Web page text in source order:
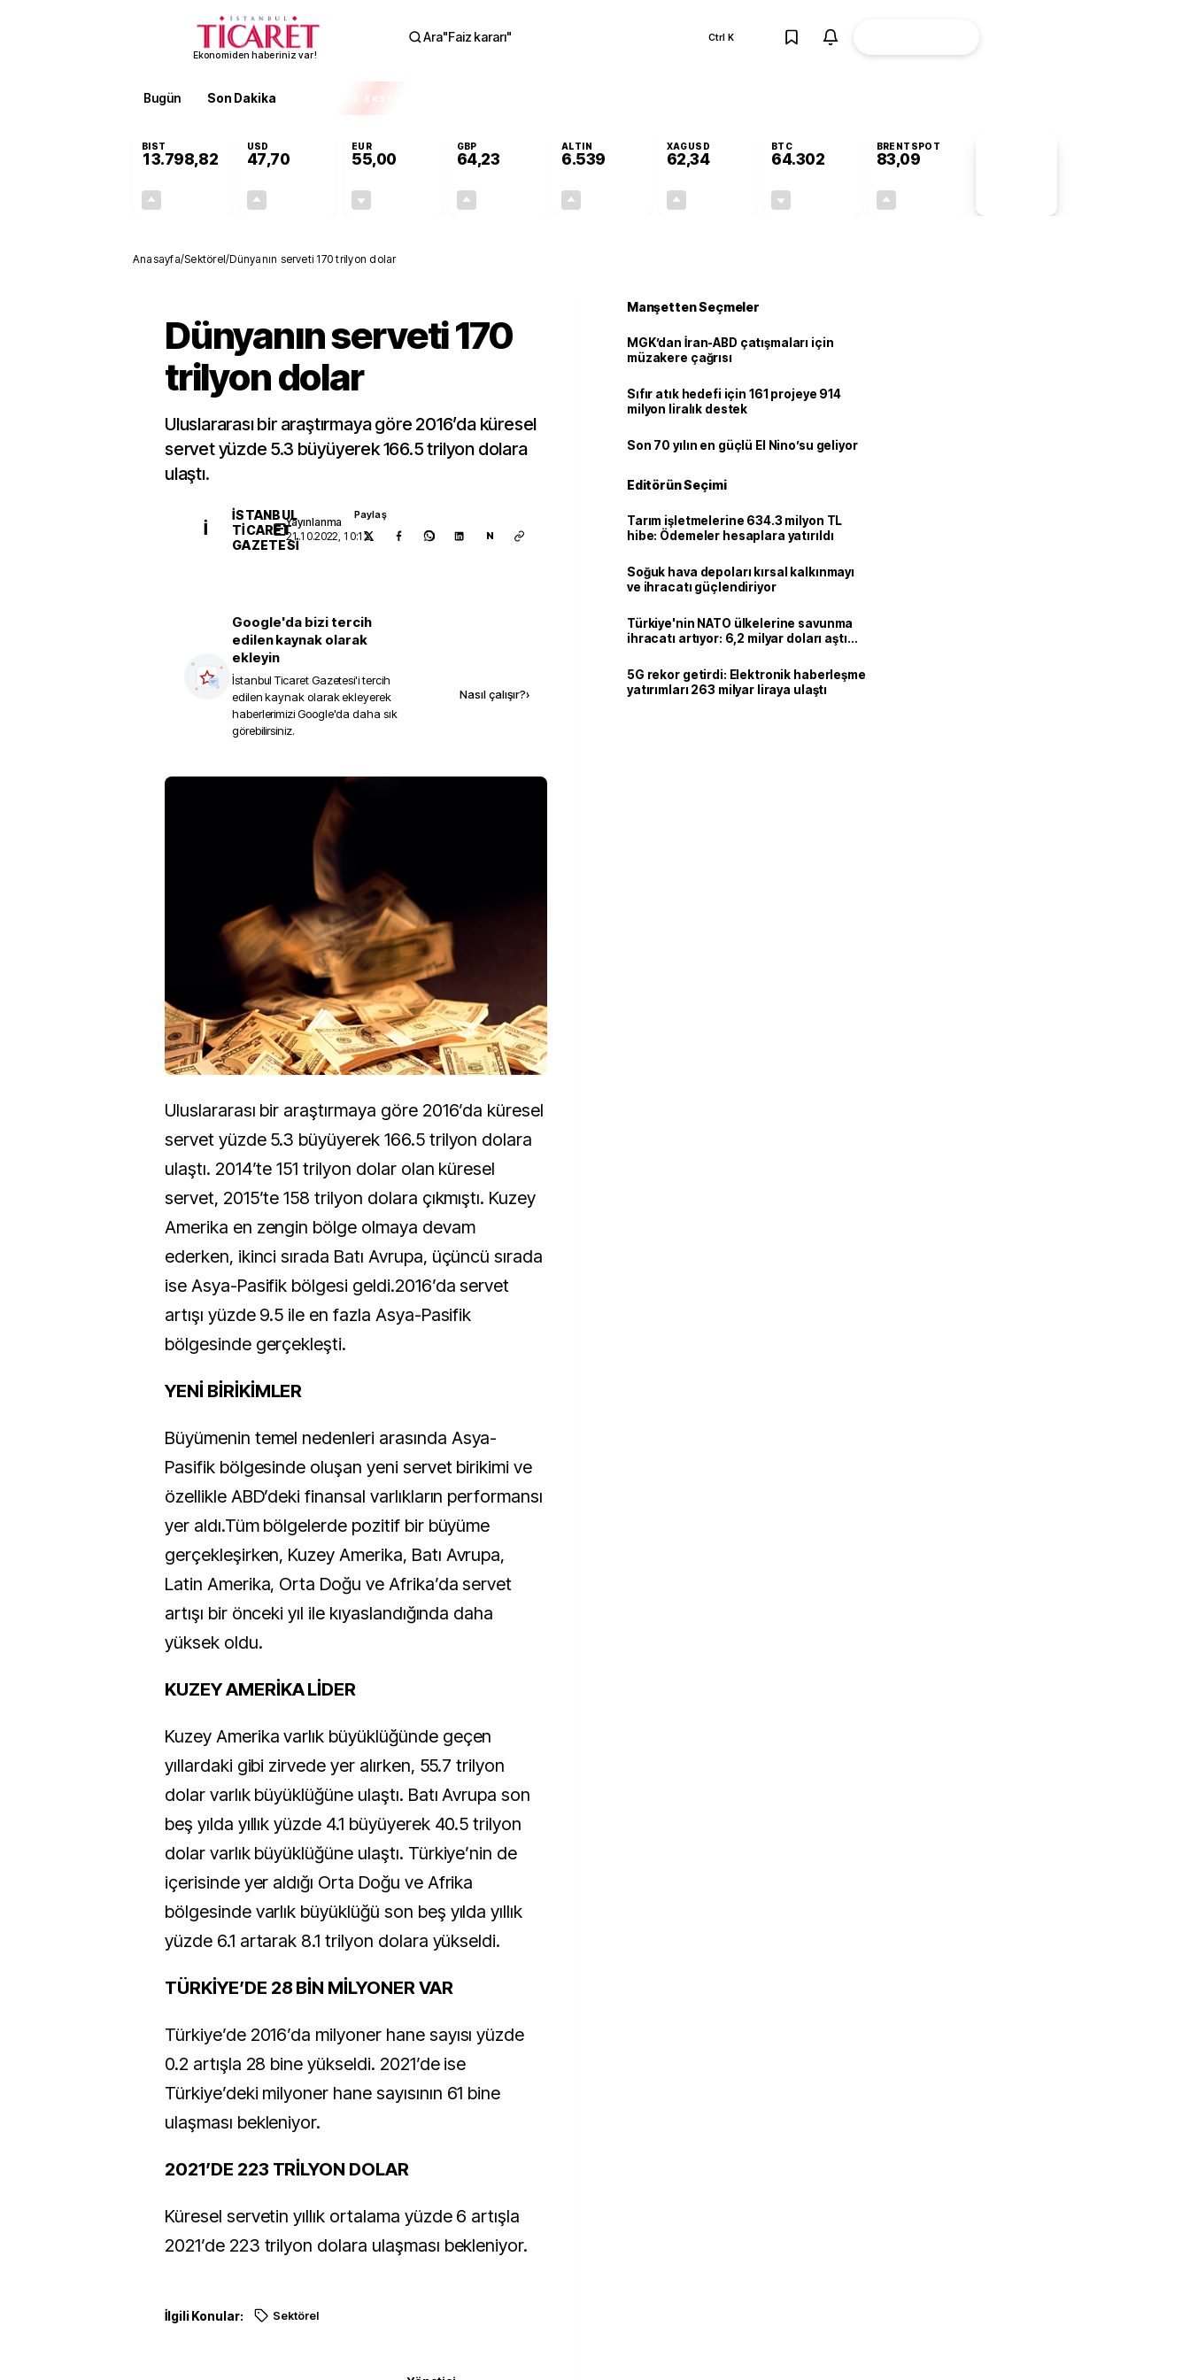
Ekonomiden haberiniz var!
Ara"Faiz kararı" Ctrl K
Bugün Son Dakika EKSTRA
BIST
13.798,82
USD
47,70
EUR
55,00
GBP
64,23
ALTIN
6.539
XAGUSD
62,34
BTC
64.302
BRENTSPOT
83,09
Anasayfa/Sektörel/Dünyanın serveti 170 trilyon dolar
Dünyanın serveti 170
trilyon dolar
Uluslararası bir araştırmaya göre 2016’da küresel
servet yüzde 5.3 büyüyerek 166.5 trilyon dolara
ulaştı.
İ
İSTANBUL
TICARET
GAZETESI
Yayınlanma
21.10.2022, 10:12
Paylaş
N
Google'da bizi tercih
edilen kaynak olarak
ekleyin
İstanbul Ticaret Gazetesi'i tercih
edilen kaynak olarak ekleyerek
haberlerimizi Google'da daha sık
görebilirsiniz.
Nasıl çalışır?›
Uluslararası bir araştırmaya göre 2016’da küresel
servet yüzde 5.3 büyüyerek 166.5 trilyon dolara
ulaştı. 2014’te 151 trilyon dolar olan küresel
servet, 2015’te 158 trilyon dolara çıkmıştı. Kuzey
Amerika en zengin bölge olmaya devam
ederken, ikinci sırada Batı Avrupa, üçüncü sırada
ise Asya-Pasifik bölgesi geldi.2016’da servet
artışı yüzde 9.5 ile en fazla Asya-Pasifik
bölgesinde gerçekleşti.
YENİ BİRİKİMLER
Büyümenin temel nedenleri arasında Asya-
Pasifik bölgesinde oluşan yeni servet birikimi ve
özellikle ABD’deki finansal varlıkların performansı
yer aldı.Tüm bölgelerde pozitif bir büyüme
gerçekleşirken, Kuzey Amerika, Batı Avrupa,
Latin Amerika, Orta Doğu ve Afrika’da servet
artışı bir önceki yıl ile kıyaslandığında daha
yüksek oldu.
KUZEY AMERİKA LİDER
Kuzey Amerika varlık büyüklüğünde geçen
yıllardaki gibi zirvede yer alırken, 55.7 trilyon
dolar varlık büyüklüğüne ulaştı. Batı Avrupa son
beş yılda yıllık yüzde 4.1 büyüyerek 40.5 trilyon
dolar varlık büyüklüğüne ulaştı. Türkiye’nin de
içerisinde yer aldığı Orta Doğu ve Afrika
bölgesinde varlık büyüklüğü son beş yılda yıllık
yüzde 6.1 artarak 8.1 trilyon dolara yükseldi.
TÜRKİYE’DE 28 BİN MİLYONER VAR
Türkiye’de 2016’da milyoner hane sayısı yüzde
0.2 artışla 28 bine yükseldi. 2021’de ise
Türkiye’deki milyoner hane sayısının 61 bine
ulaşması bekleniyor.
2021’DE 223 TRİLYON DOLAR
Küresel servetin yıllık ortalama yüzde 6 artışla
2021’de 223 trilyon ­­dolara ulaşması bekleniyor.
İlgili Konular: Sektörel
Manşetten Seçmeler
MGK’dan İran-ABD çatışmaları için
müzakere çağrısı
Sıfır atık hedefi için 161 projeye 914
milyon liralık destek
Son 70 yılın en güçlü El Nino’su geliyor
Editörün Seçimi
Tarım işletmelerine 634.3 milyon TL
hibe: Ödemeler hesaplara yatırıldı
Soğuk hava depoları kırsal kalkınmayı
ve ihracatı güçlendiriyor
Türkiye'nin NATO ülkelerine savunma
ihracatı artıyor: 6,2 milyar doları aştı
5G rekor getirdi: Elektronik haberleşme
yatırımları 263 milyar liraya ulaştı